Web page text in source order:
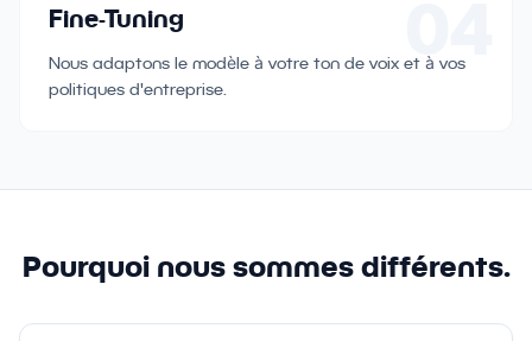
Fine-Tuning
Nous adaptons le modèle à votre ton de voix et à vos
politiques d'entreprise.
Pourquoi nous sommes différents.